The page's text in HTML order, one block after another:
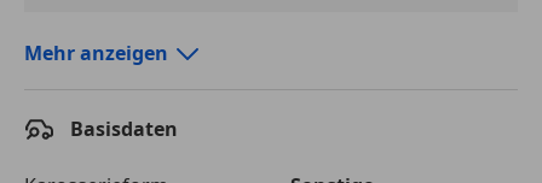
Laufzeit
Mehr anzeigen
Basisdaten